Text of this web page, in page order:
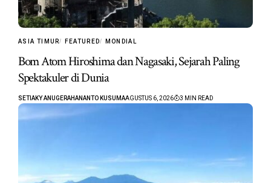
ASIA TIMUR FEATURED MONDIAL
Bom Atom Hiroshima dan Nagasaki, Sejarah Paling
Spektakuler di Dunia
SETIAKY ANUGERAHANANTO KUSUMAAGUSTUS 6, 2026 3 MIN READ